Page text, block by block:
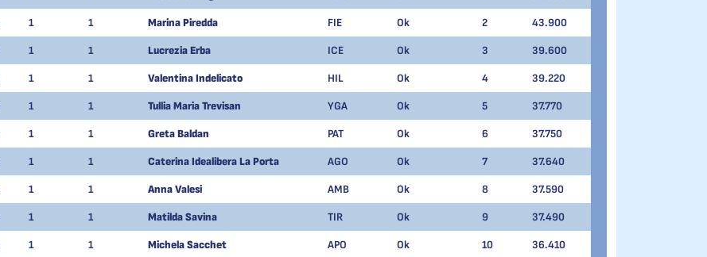
1 1 Marina Piredda FIE Ok 2 43.900
1 1 Lucrezia Erba ICE Ok 3 39.600
1 1 Valentina Indelicato HIL Ok 4 39.220
1 1 Tullia Maria Trevisan YGA Ok 5 37.770
1 1 Greta Baldan PAT Ok 6 37.750
1 1 Caterina Idealibera La Porta AGO Ok 7 37.640
1 1 Anna Valesi AMB Ok 8 37.590
1 1 Matilda Savina TIR Ok 9 37.490
1 1 Michela Sacchet APO Ok 10 36.410